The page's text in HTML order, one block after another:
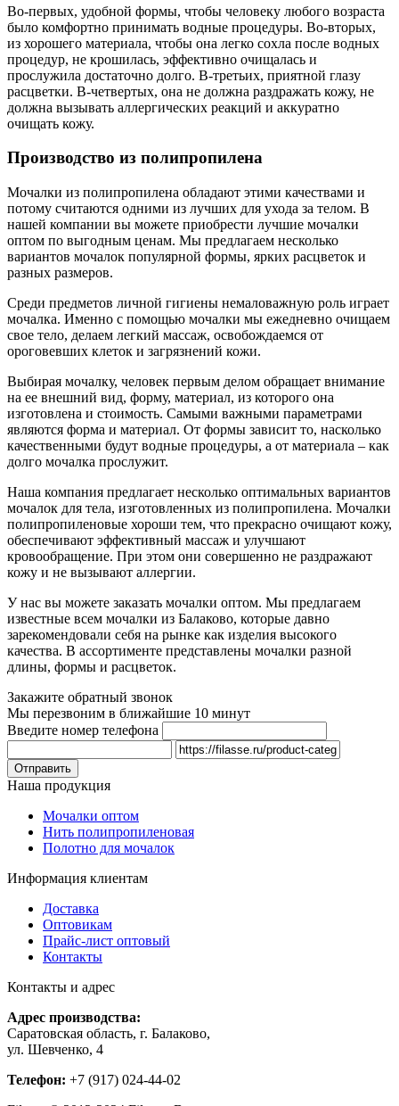
Во-первых, удобной формы, чтобы человеку любого возраста
было комфортно принимать водные процедуры. Во-вторых,
из хорошего материала, чтобы она легко сохла после водных
процедур, не крошилась, эффективно очищалась и
прослужила достаточно долго. В-третьих, приятной глазу
расцветки. В-четвертых, она не должна раздражать кожу, не
должна вызывать аллергических реакций и аккуратно
очищать кожу.
Производство из полипропилена
Мочалки из полипропилена обладают этими качествами и
потому считаются одними из лучших для ухода за телом. В
нашей компании вы можете приобрести лучшие мочалки
оптом по выгодным ценам. Мы предлагаем несколько
вариантов мочалок популярной формы, ярких расцветок и
разных размеров.
Среди предметов личной гигиены немаловажную роль играет
мочалка. Именно с помощью мочалки мы ежедневно очищаем
свое тело, делаем легкий массаж, освобождаемся от
ороговевших клеток и загрязнений кожи.
Выбирая мочалку, человек первым делом обращает внимание
на ее внешний вид, форму, материал, из которого она
изготовлена и стоимость. Самыми важными параметрами
являются форма и материал. От формы зависит то, насколько
качественными будут водные процедуры, а от материала – как
долго мочалка прослужит.
Наша компания предлагает несколько оптимальных вариантов
мочалок для тела, изготовленных из полипропилена. Мочалки
полипропиленовые хороши тем, что прекрасно очищают кожу,
обеспечивают эффективный массаж и улучшают
кровообращение. При этом они совершенно не раздражают
кожу и не вызывают аллергии.
У нас вы можете заказать мочалки оптом. Мы предлагаем
известные всем мочалки из Балаково, которые давно
зарекомендовали себя на рынке как изделия высокого
качества. В ассортименте представлены мочалки разной
длины, формы и расцветок.
Закажите обратный звонок
Мы перезвоним в ближайшие 10 минут
Введите номер телефона
Наша продукция
Мочалки оптом
Нить полипропиленовая
Полотно для мочалок
Информация клиентам
Доставка
Оптовикам
Прайс-лист оптовый
Контакты
Контакты и адрес
Адрес производства:
Саратовская область, г. Балаково,
ул. Шевченко, 4
Телефон: +7 (917) 024-44-02